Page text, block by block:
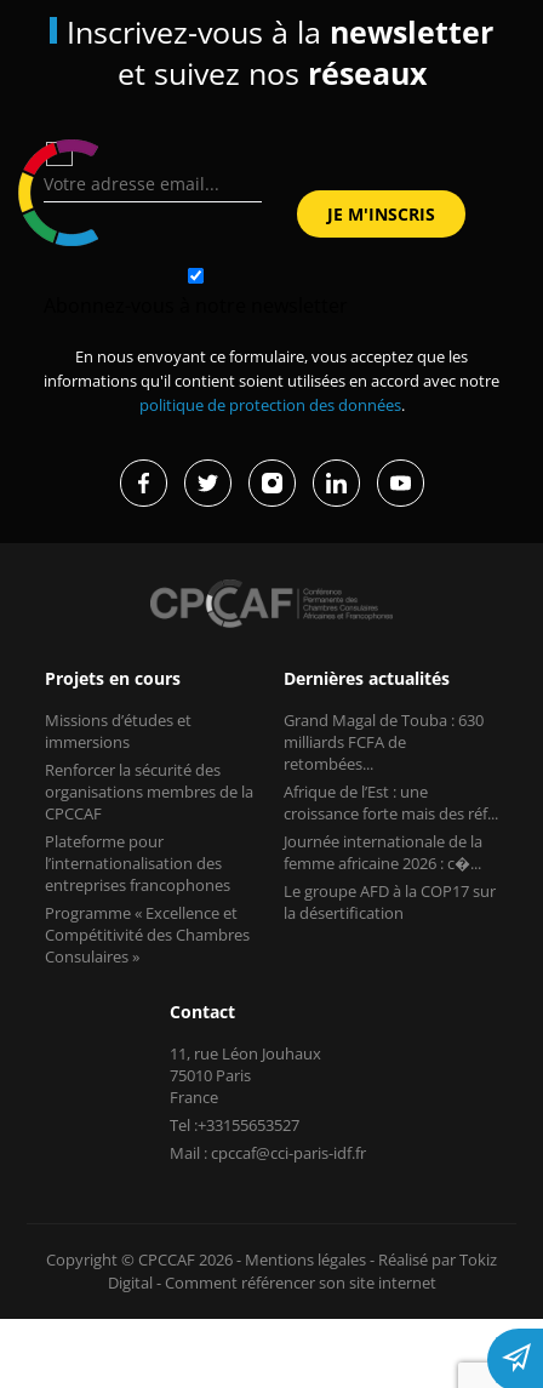
Inscrivez-vous à la newsletter
et suivez nos réseaux
En nous envoyant ce formulaire, vous acceptez que les
informations qu'il contient soient utilisées en accord avec notre
politique de protection des données.
Projets en cours
Missions d’études et
immersions
Renforcer la sécurité des
organisations membres de la
CPCCAF
Plateforme pour
l’internationalisation des
entreprises francophones
Programme « Excellence et
Compétitivité des Chambres
Consulaires »
Dernières actualités
Grand Magal de Touba : 630
milliards FCFA de
retombées...
Afrique de l’Est : une
croissance forte mais des réf...
Journée internationale de la
femme africaine 2026 : c�...
Le groupe AFD à la COP17 sur
la désertification
Contact
11, rue Léon Jouhaux
75010 Paris
France
Tel :+33155653527
Mail : cpccaf@cci-paris-idf.fr
Copyright © CPCCAF 2026 - Mentions légales- Réalisé par Tokiz
Digital - Comment référencer son site internet